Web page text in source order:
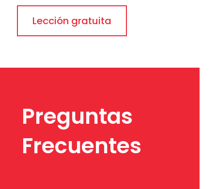
Lección gratuita
Preguntas
Frecuentes